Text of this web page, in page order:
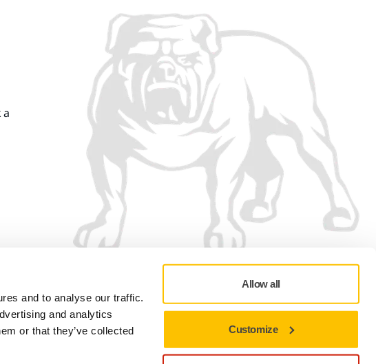
and to analyse our traffic.
and analytics
or that they’ve collected
Allow all
Customize
a